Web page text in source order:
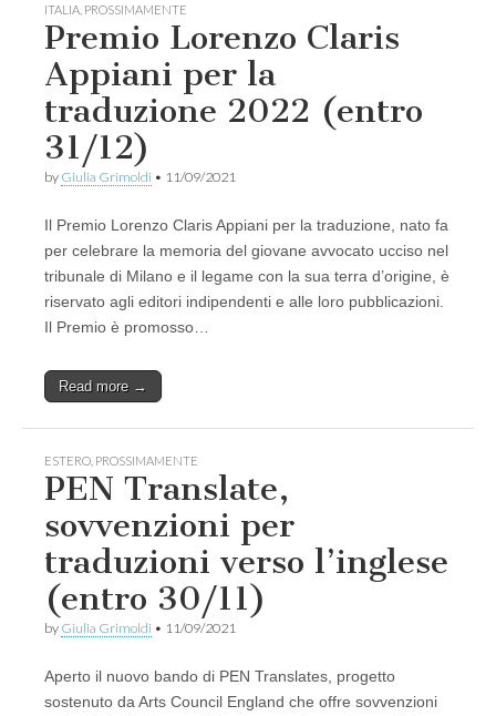
ITALIA PROSSIMAMENTE
Premio Lorenzo Claris
Appiani per la
traduzione 2022 (entro
31/12)
by Giulia Grimoldi • 11/09/2021
Il Premio Lorenzo Claris Appiani per la traduzione, nato fa
per celebrare la memoria del giovane avvocato ucciso nel
tribunale di Milano e il legame con la sua terra d’origine, è
riservato agli editori indipendenti e alle loro pubblicazioni.
Il Premio è promosso…
Read more →
ESTERO PROSSIMAMENTE
PEN Translate,
sovvenzioni per
traduzioni verso l’inglese
(entro 30/11)
by Giulia Grimoldi • 11/09/2021
Aperto il nuovo bando di PEN Translates, progetto
sostenuto da Arts Council England che offre sovvenzioni